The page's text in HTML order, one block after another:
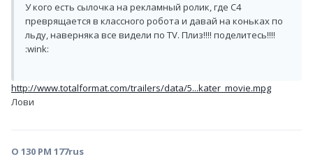
У кого есть сылочка на рекламный ролик, где C4
преврящается в классного робота и давай на коньках по
льду, наверняка все видели по TV. Плиз!!!! поделитесь!!!!
:wink:
http://www.totalformat.com/trailers/data/5...kater_movie.mpg
Лови
О 130 РМ 177rus